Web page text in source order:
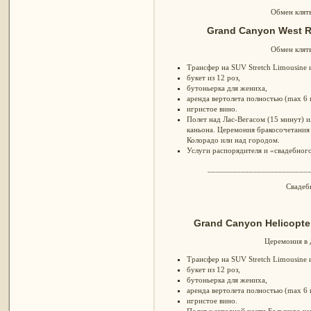
Обмен
Grand Canyon West
Обмен
Трансфер на SUV Stretch Limousine
букет из 12 роз,
бутоньерка для жениха,
аренда вертолета полностью (max 6
игристое вино.
Полет над Лас-Вегасом (15 минут)
каньона. Церемония
Колорадо или над городом.
Услуги распорядителя и
Grand Canyon
Церемония в
Трансфер на SUV Stretch Limousine
букет из 12 роз,
бутоньерка для жениха,
аренда вертолета полностью (max 6
игристое вино.